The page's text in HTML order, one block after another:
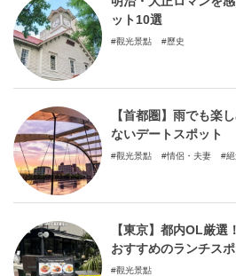
ット10選
觀光景點 歷史
【首都圏】雨でも楽
ないデートスポット
觀光景點 情侶・夫妻
【東京】都内OL厳選
おすすめのランチスポ
觀光景點